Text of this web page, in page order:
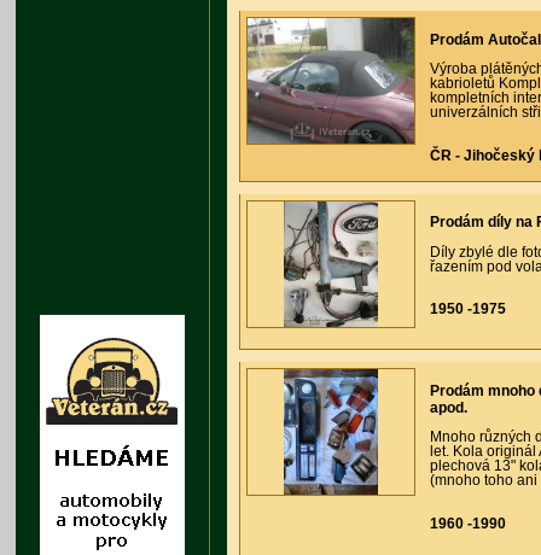
Prodám
Výroba
kabrioletů
kompletních
univerzálních
ČR - Jihočeský
Prodám díly na
Díly zbylé dle
řazením pod
1950 -1975
Prodám mnoho
apod.
Mnoho různých
let. Kola
plechová 13"
(mnoho toho ani
1960 -1990